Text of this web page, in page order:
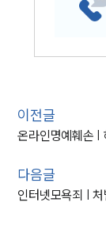
이전글
다음글
인터넷모욕죄 |